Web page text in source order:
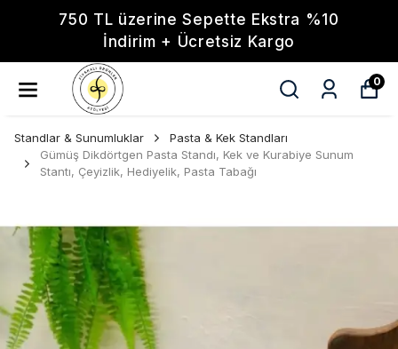
750 TL üzerine Sepette Ekstra %10
İndirim + Ücretsiz Kargo
0
Standlar & Sunumluklar
Pasta & Kek Standları
Gümüş Dikdörtgen Pasta Standı, Kek ve Kurabiye Sunum
Stantı, Çeyizlik, Hediyelik, Pasta Tabağı